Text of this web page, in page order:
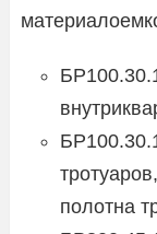
полотна